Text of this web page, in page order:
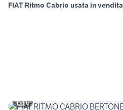
FIAT Ritmo Cabrio usata in vendita
6